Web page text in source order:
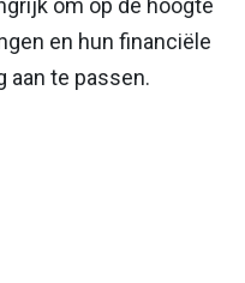
om op de hoogte
en hun financiële
aan te passen.